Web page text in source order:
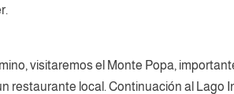
visitaremos el Monte Popa,
restaurante local. Continuación al Lago